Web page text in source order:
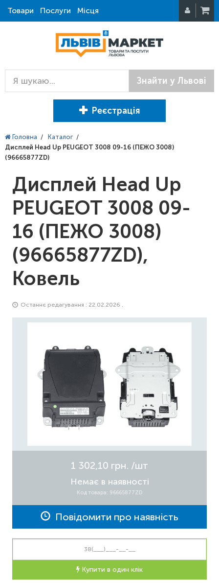
Товари Послуги Місця
Знайти у Львові
Реєстрація
Головна / Каталог /
Дисплей Head Up PEUGEOT 3008 09-16 (ПЕЖО 3008)
(96665877ZD)
Дисплей Head Up
PEUGEOT 3008 09-
16 (ПЕЖО 3008)
(96665877ZD),
Ковель
Останнє редагування : 22.02.2026 .
1 302,10 грн. /шт
Немає в наявності
Код товара: 96665877ZD
Повідомити про наявність
Купити в один клік